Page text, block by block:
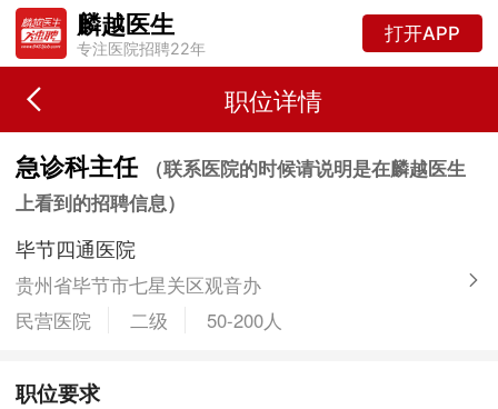
麟越医生
专注医院招聘22年
打开APP
职位详情
急诊科主任
（联系医院的时候请说明是在麟越医生
上看到的招聘信息）
毕节四通医院
贵州省毕节市七星关区观音办
民营医院
二级 50-200人
职位要求